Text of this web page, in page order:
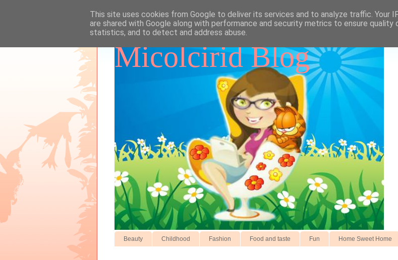
Micolcirid Blog
Beauty Childhood Fashion Food and taste Fun Home Sweet Home
This site uses cookies from Google to deliver its services and to analyze traffic. Your
are shared with Google along with performance and security metrics to ensure quality
statistics, and to detect and address abuse.